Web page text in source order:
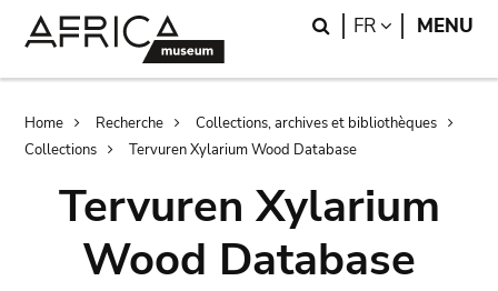
Search
FR LANGUAGE
MENU
Breadcrumb
Home Recherche
Collections, archives et bibliothèques
Collections
Tervuren Xylarium Wood Database
Tervuren Xylarium
Wood Database